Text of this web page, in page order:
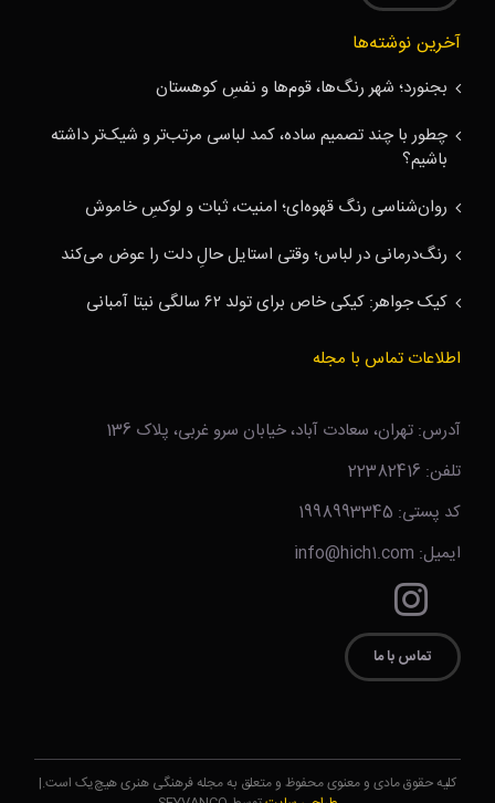
آخرین نوشته‌ها
بجنورد؛ شهر رنگ‌ها، قوم‌ها و نفسِ کوهستان
چطور با چند تصمیم ساده، کمد لباسی مرتب‌تر و شیک‌تر داشته
باشیم؟
روان‌شناسی رنگ قهوه‌ای؛ امنیت، ثبات و لوکسِ خاموش
رنگ‌درمانی در لباس؛ وقتی استایل حالِ دلت را عوض می‌کند
کیک جواهر: کیکی خاص برای تولد ۶۲ سالگی نیتا آمبانی
اطلاعات تماس با مجله
آدرس: تهران، سعادت آباد، خیابان سرو غربی، پلاک 136
تلفن: 22382416
کد پستی: 1998993345
ایمیل: info@hich1.com
تماس با ما
کلیه حقوق مادی و معنوی محفوظ و متعلق به مجله فرهنگی هنری هیچ‌یک است.|